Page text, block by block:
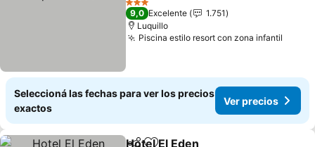
3 Estrellas
9,0 Excelente
1.751
Luquillo
Piscina estilo resort con zona infantil
Seleccioná las fechas para ver los precios
exactos
Ver precios
Hotel El Eden